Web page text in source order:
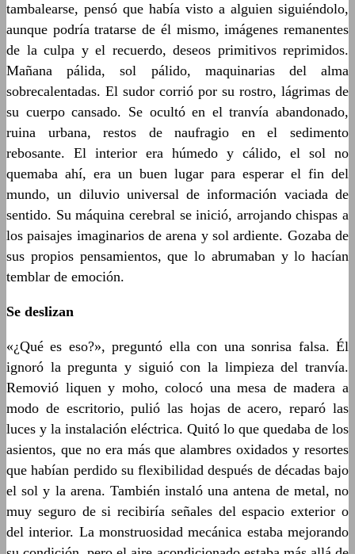
tambalearse, pensó que había visto a alguien siguiéndolo,
aunque podría tratarse de él mismo, imágenes remanentes
de la culpa y el recuerdo, deseos primitivos reprimidos.
Mañana pálida, sol pálido, maquinarias del alma
sobrecalentadas. El sudor corrió por su rostro, lágrimas de
su cuerpo cansado. Se ocultó en el tranvía abandonado,
ruina urbana, restos de naufragio en el sedimento
rebosante. El interior era húmedo y cálido, el sol no
quemaba ahí, era un buen lugar para esperar el fin del
mundo, un diluvio universal de información vaciada de
sentido. Su máquina cerebral se inició, arrojando chispas a
los paisajes imaginarios de arena y sol ardiente. Gozaba de
sus propios pensamientos, que lo abrumaban y lo hacían
temblar de emoción.
Se deslizan
«¿Qué es eso?», preguntó ella con una sonrisa falsa. Él
ignoró la pregunta y siguió con la limpieza del tranvía.
Removió liquen y moho, colocó una mesa de madera a
modo de escritorio, pulió las hojas de acero, reparó las
luces y la instalación eléctrica. Quitó lo que quedaba de los
asientos, que no era más que alambres oxidados y resortes
que habían perdido su flexibilidad después de décadas bajo
el sol y la arena. También instaló una antena de metal, no
muy seguro de si recibiría señales del espacio exterior o
del interior. La monstruosidad mecánica estaba mejorando